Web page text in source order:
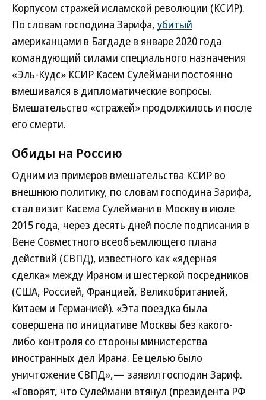
Корпусом стражей исламской революции (КСИР).
По словам господина Зарифа, убитый
американцами в Багдаде в январе 2020 года
командующий силами специального назначения
«Эль-Кудс» КСИР Касем Сулеймани постоянно
вмешивался в дипломатические вопросы.
Вмешательство «стражей» продолжилось и после
его смерти.
Обиды на Россию
Одним из примеров вмешательства КСИР во
внешнюю политику, по словам господина Зарифа,
стал визит Касема Сулеймани в Москву в июле
2015 года, через десять дней после подписания в
Вене Совместного всеобъемлющего плана
действий (СВПД), известного как «ядерная
сделка» между Ираном и шестеркой посредников
(США, Россией, Францией, Великобританией,
Китаем и Германией). «Эта поездка была
совершена по инициативе Москвы без какого-
либо контроля со стороны министерства
иностранных дел Ирана. Ее целью было
уничтожение СВПД»,— заявил господин Зариф.
«Говорят, что Сулеймани втянул (президента РФ